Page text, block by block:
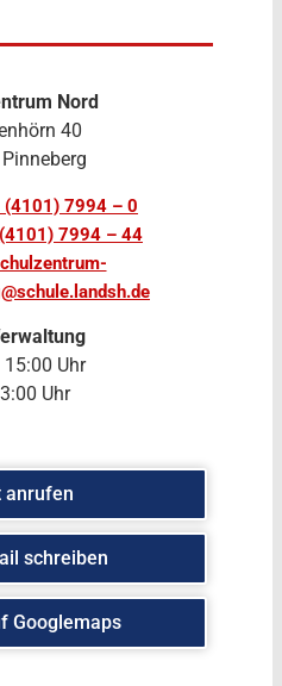
Nord
40
(4101) 7994 – 0
7994 – 44
Uhr
Uhr
anrufen
schreiben
Googlemaps